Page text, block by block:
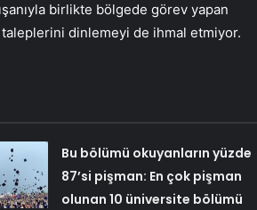
birlikte bölgede görev yapan
taleplerini dinlemeyi de ihmal etmiyor.
Bu bölümü okuyanların yüzde
87’si pişman: En çok pişman
olunan 10 üniversite bölümü